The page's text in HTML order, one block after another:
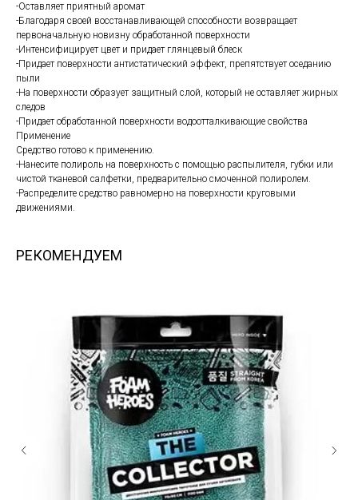
-Оставляет приятный аромат
-Благодаря своей восстанавливающей способности возвращает
первоначальную новизну обработанной поверхности
-Интенсифицирует цвет и придает глянцевый блеск
-Придает поверхности антистатический эффект, препятствует оседанию
пыли
-На поверхности образует защитный слой, который не оставляет жирных
следов
-Придает обработанной поверхности водоотталкивающие свойства
Применение
Средство готово к применению.
-Нанесите полироль на поверхность с помощью распылителя, губки или
чистой тканевой салфетки, предварительно смоченной полиролем.
-Распределите средство равномерно на поверхности круговыми
движениями.
РЕКОМЕНДУЕМ